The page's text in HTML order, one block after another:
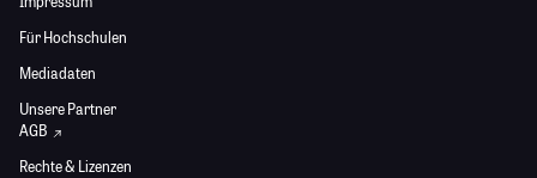
Für Hochschulen
Mediadaten
Unsere Partner
AGB
Rechte & Lizenzen